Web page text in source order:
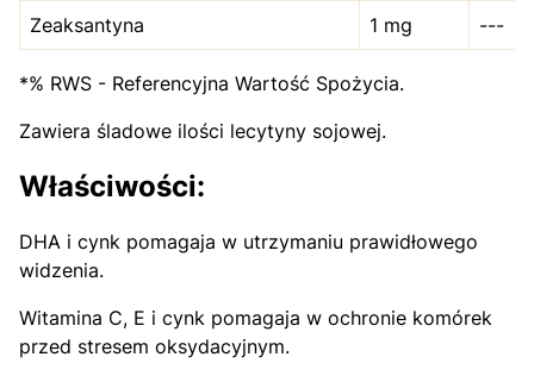
Zeaksantyna 1 mg ---
*% RWS - Referencyjna Wartość Spożycia.
Zawiera śladowe ilości lecytyny sojowej.
Właściwości:
DHA i cynk pomagaja w utrzymaniu prawidłowego
widzenia.
Witamina C, E i cynk pomagaja w ochronie komórek
przed stresem oksydacyjnym.